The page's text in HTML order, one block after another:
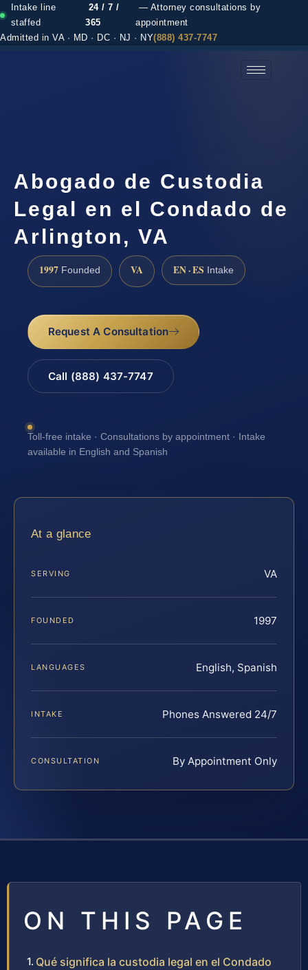
Intake line
staffed
24 / 7 /
365
— Attorney consultations by
appointment
Admitted in VA · MD · DC · NJ · NY(888) 437-7747
Abogado de Custodia
Legal en el Condado de
Arlington, VA
1997 Founded VA EN · ES Intake
Request A Consultation
Call (888) 437-7747
Toll-free intake · Consultations by appointment · Intake
available in English and Spanish
At a glance
SERVING VA
FOUNDED 1997
LANGUAGES English, Spanish
INTAKE Phones Answered 24/7
CONSULTATION By Appointment Only
ON THIS PAGE
Qué significa la custodia legal en el Condado